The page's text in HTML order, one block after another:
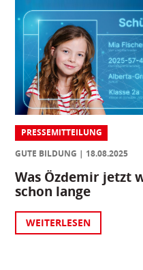
PRESSEMITTEILUNG
GUTE BILDUNG
18.08.2025
Was Özdemir jetzt
schon lange
WEITERLESEN